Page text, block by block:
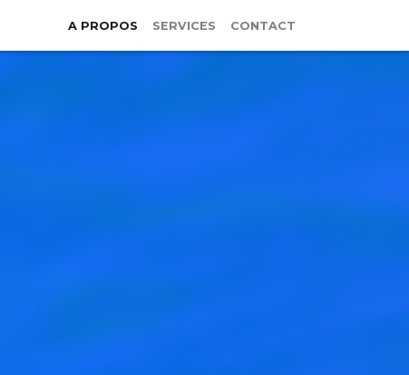
A PROPOS SERVICES CONTACT